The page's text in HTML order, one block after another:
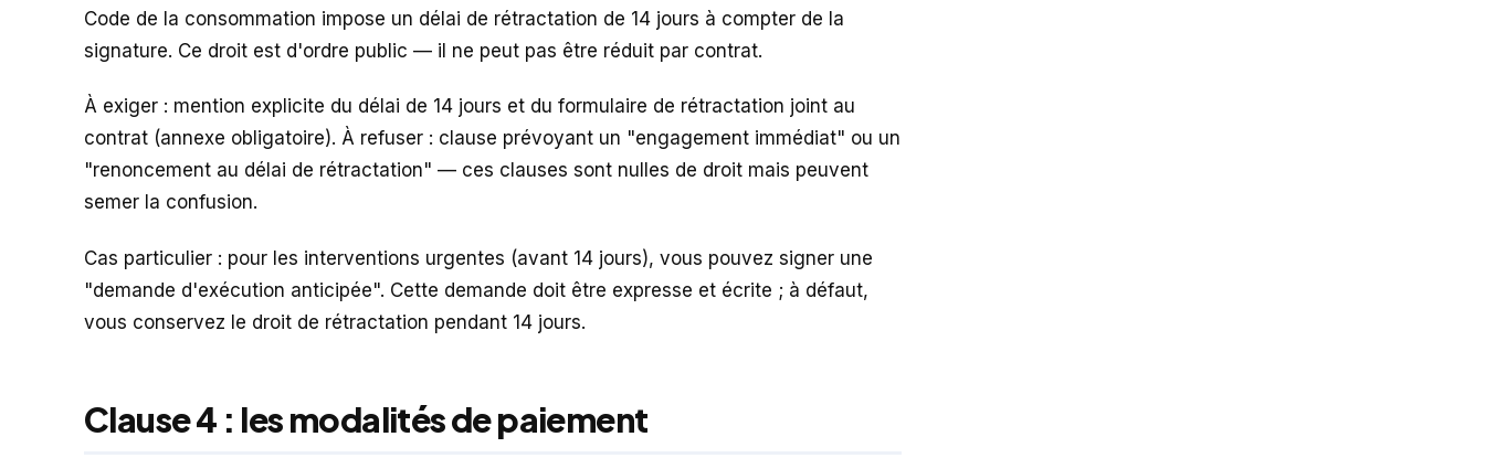
Code de la consommation impose un délai de rétractation de 14 jours à compter de la
signature. Ce droit est d'ordre public — il ne peut pas être réduit par contrat.
À exiger : mention explicite du délai de 14 jours et du formulaire de rétractation joint au
contrat (annexe obligatoire). À refuser : clause prévoyant un "engagement immédiat" ou un
"renoncement au délai de rétractation" — ces clauses sont nulles de droit mais peuvent
semer la confusion.
Cas particulier : pour les interventions urgentes (avant 14 jours), vous pouvez signer une
"demande d'exécution anticipée". Cette demande doit être expresse et écrite ; à défaut,
vous conservez le droit de rétractation pendant 14 jours.
Clause 4 : les modalités de paiement